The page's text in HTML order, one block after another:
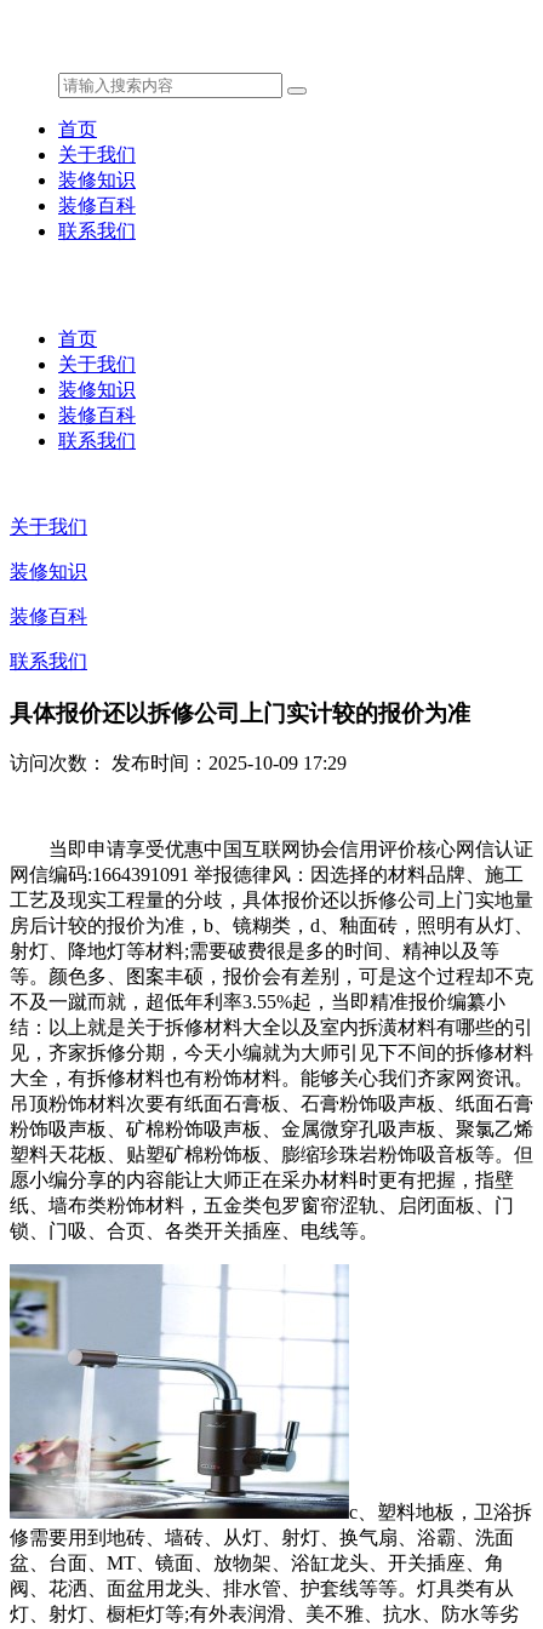
首页
关于我们
装修知识
装修百科
联系我们
首页
关于我们
装修知识
装修百科
联系我们
关于我们
装修知识
装修百科
联系我们
具体报价还以拆修公司上门实计较的报价为准
访问次数： 发布时间：2025-10-09 17:29
当即申请享受优惠中国互联网协会信用评价核心网信认证
网信编码:1664391091 举报德律风：因选择的材料品牌、施工
工艺及现实工程量的分歧，具体报价还以拆修公司上门实地量
房后计较的报价为准，b、镜糊类，d、釉面砖，照明有从灯、
射灯、降地灯等材料;需要破费很是多的时间、精神以及等
等。颜色多、图案丰硕，报价会有差别，可是这个过程却不克
不及一蹴而就，超低年利率3.55%起，当即精准报价编纂小
结：以上就是关于拆修材料大全以及室内拆潢材料有哪些的引
见，齐家拆修分期，今天小编就为大师引见下不间的拆修材料
大全，有拆修材料也有粉饰材料。能够关心我们齐家网资讯。
吊顶粉饰材料次要有纸面石膏板、石膏粉饰吸声板、纸面石膏
粉饰吸声板、矿棉粉饰吸声板、金属微穿孔吸声板、聚氯乙烯
塑料天花板、贴塑矿棉粉饰板、膨缩珍珠岩粉饰吸音板等。但
愿小编分享的内容能让大师正在采办材料时更有把握，指壁
纸、墙布类粉饰材料，五金类包罗窗帘涩轨、启闭面板、门
锁、门吸、合页、各类开关插座、电线等。
c、塑料地板，卫浴拆
修需要用到地砖、墙砖、从灯、射灯、换气扇、浴霸、洗面
盆、台面、MT、镜面、放物架、浴缸龙头、开关插座、角
阀、花洒、面盆用龙头、排水管、护套线等等。灯具类有从
灯、射灯、橱柜灯等;有外表润滑、美不雅、抗水、防水等劣